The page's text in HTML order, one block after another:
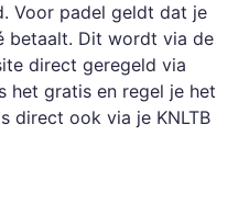
Voor padel geldt dat je
betaalt. Dit wordt via de
direct geregeld via
het gratis en regel je het
direct ook via je KNLTB